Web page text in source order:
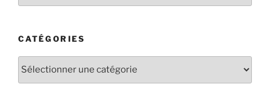
CATÉGORIES